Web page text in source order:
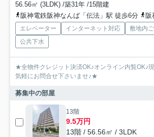
56.56㎡ (3LDK) /築31年 /15階建
阪神電鉄阪神なんば「伝法」駅 徒歩6分
阪神
エレベーター インターネット対応
敷地内
公共下水
★全物件クレジット決済OK♪オンライン内覧OK♪
気軽にお問合せ下さいませ♪★
募集中の部屋
13階
9.5万円
13階 / 56.56㎡ / 3LDK